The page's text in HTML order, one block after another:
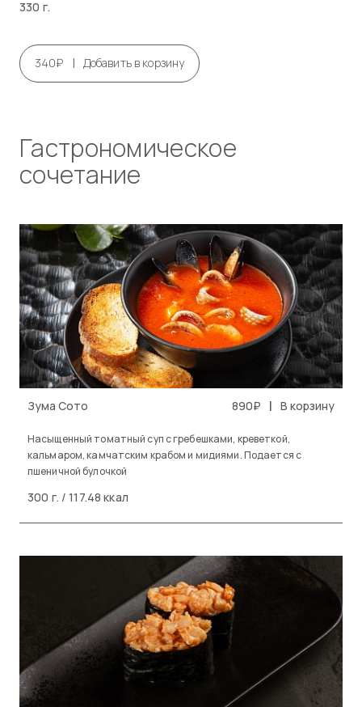
330 г.
340₽ | Добавить в корзину
Гастрономическое
сочетание
Зума Сото 890₽ | В корзину
Насыщенный томатный суп с гребешками, креветкой,
кальмаром, камчатским крабом и мидиями. Подается с
пшеничной булочкой
300 г. / 117.48 ккал